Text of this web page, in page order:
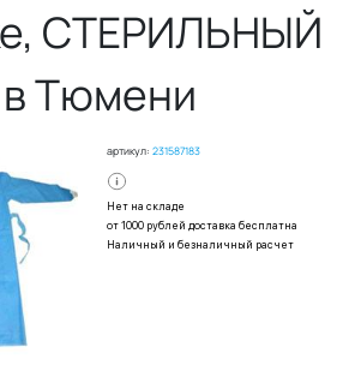
СТЕРИЛЬНЫЙ
в Тюмени
артикул: 231587183
Нет на складе
от 1000 рублей доставка бесплатна
Наличный и безналичный расчет